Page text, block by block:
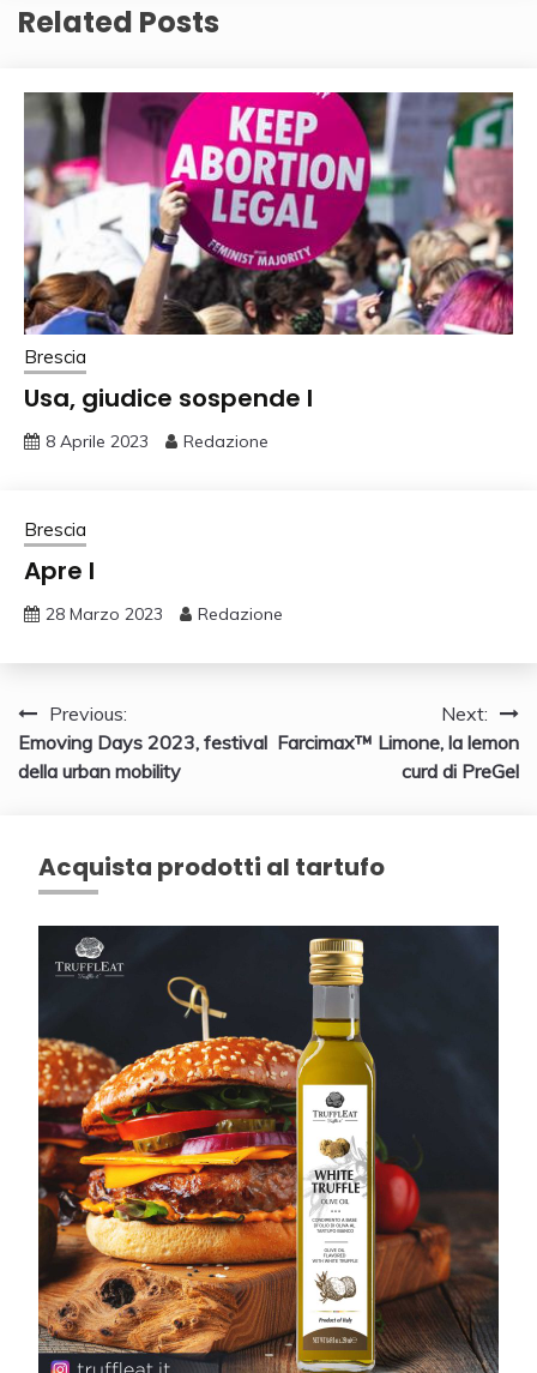
Related Posts
Brescia
Usa, giudice sospende l
8 Aprile 2023 Redazione
Brescia
Apre l
28 Marzo 2023 Redazione
Navigazione
articoli
Previous:
Emoving Days 2023, festival
della urban mobility
Next:
Farcimax™ Limone, la lemon
curd di PreGel
Acquista prodotti al tartufo